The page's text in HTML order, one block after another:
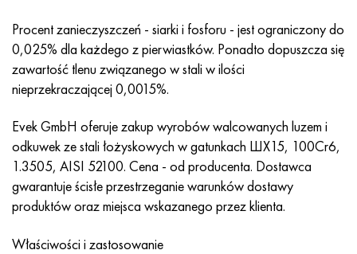
Procent zanieczyszczeń - siarki i fosforu - jest ograniczony do
0,025% dla każdego z pierwiastków. Ponadto dopuszcza się
zawartość tlenu związanego w stali w ilości
nieprzekraczającej 0,0015%.
Evek GmbH oferuje zakup wyrobów walcowanych luzem i
odkuwek ze stali łożyskowych w gatunkach ШХ15, 100Cr6,
1.3505, AISI 52100. Cena - od producenta. Dostawca
gwarantuje ścisłe przestrzeganie warunków dostawy
produktów oraz miejsca wskazanego przez klienta.
Właściwości i zastosowanie
Nitronika 60
Nitronik 75
Nimonic 90
Nimonic 263
81HMA
Rodzaje stopów precyzyjnych
rura precyzyjna
ХН78Т
HN80TBY
H70MFV
40 tytanu
Stop 31 - 1.4562
Stop 254smo® - 1.4547
AM-350 - poprawka 5548
AM-355 - poprawka 5547
37X12N8G8MFB
40X10X2M
45Х14Н14В2М
50X14MF
34khn3ma, 36NiCrMo16, 35NiCrMo16
35hg, 35hg
ac35g2, 36smnpb14, 1.0765
38x2n2ma, 34CrNiMo6, 40NiCrMo7